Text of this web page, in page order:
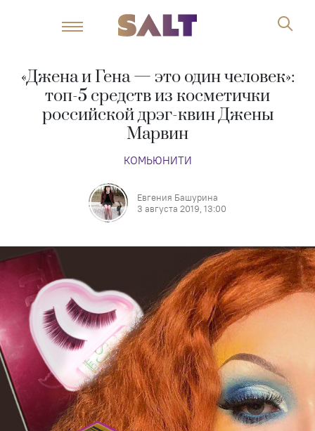
«Джена и Гена — это один человек»:
топ-5 средств из косметички
российской дрэг-квин Джены
Марвин
КОМЬЮНИТИ
Евгения Башурина
3 августа 2019, 13:00